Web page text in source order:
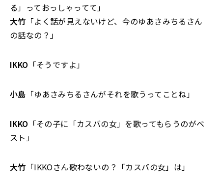
る」っておっしゃってて」
大竹 「よく話が見えないけど、今のゆあさみちるさん
の話なの？」
IKKO 「そうですよ」
小島 「ゆあさみちるさんがそれを歌うってことね」
IKKO 「その子に「カスバの女」を歌ってもらうのがベ
スト」
大竹 「IKKOさん歌わないの？「カスバの女」は」